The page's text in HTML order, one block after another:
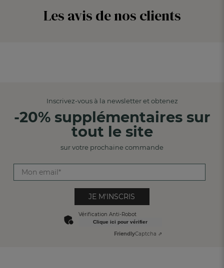
Les avis de nos clients
Inscrivez-vous à la newsletter et obtenez
-20% supplémentaires sur
tout le site
sur votre prochaine commande
JE M'INSCRIS
Vérification Anti-Robot
Clique ici pour vérifier
FriendlyCaptcha ⇗